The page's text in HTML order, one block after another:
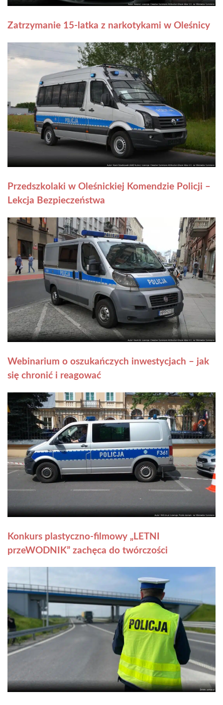
Zatrzymanie 15-latka z narkotykami w Oleśnicy
Przedszkolaki w Oleśnickiej Komendzie Policji –
Lekcja Bezpieczeństwa
Webinarium o oszukańczych inwestycjach – jak
się chronić i reagować
Konkurs plastyczno-filmowy „LETNI
przeWODNIK” zachęca do twórczości